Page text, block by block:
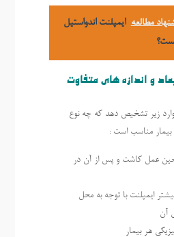
مطالعه ایمپلنت اندواستیل
و اندازه های متفاوت
زیر تشخیص دهد که چه نوع
بیمار مناسب است :
حین عمل کاشت و پس از آن در
ایمپلنت با توجه به محل
آن
هر بیمار